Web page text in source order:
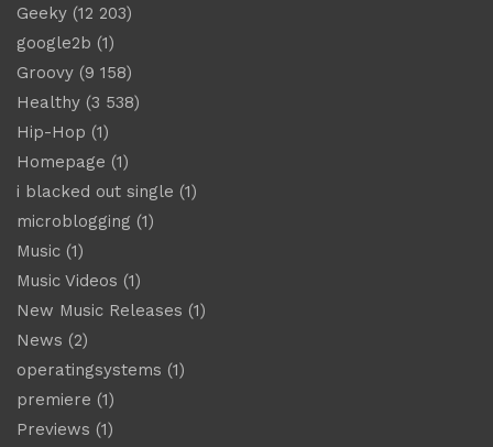
Geeky (12 203)
google2b (1)
Groovy (9 158)
Healthy (3 538)
Hip-Hop (1)
Homepage (1)
i blacked out single (1)
microblogging (1)
Music (1)
Music Videos (1)
New Music Releases (1)
News (2)
operatingsystems (1)
premiere (1)
Previews (1)